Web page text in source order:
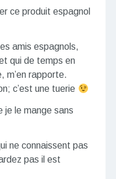
ce produit espagnol
amis espagnols,
qui de temps en
m’en rapporte.
c’est une tuerie
je le mange sans
ne connaissent pas
pas il est